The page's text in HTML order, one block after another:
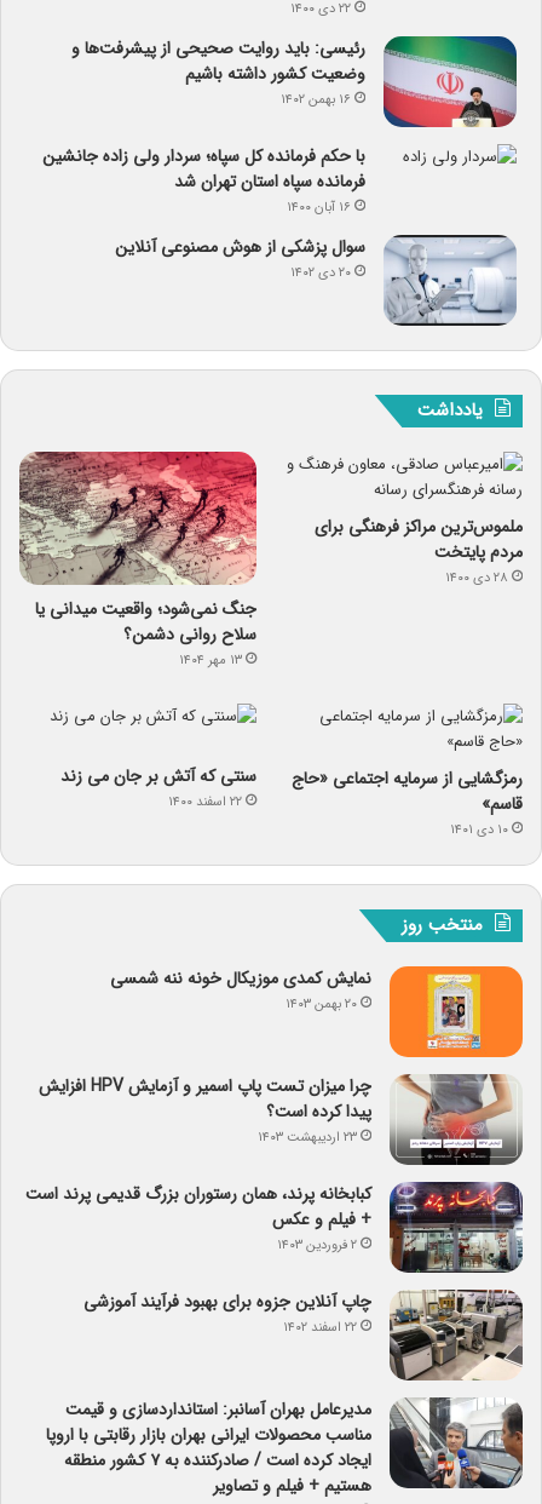
۲۲ دی ۱۴۰۰
رئیسی: باید روایت صحیحی از پیشرفت‌ها و
وضعیت کشور داشته باشیم
۱۶ بهمن ۱۴۰۲
با حکم فرمانده کل سپاه؛ سردار ولی زاده جانشین
فرمانده سپاه استان تهران شد
۱۶ آبان ۱۴۰۰
سوال پزشکی از هوش مصنوعی آنلاین
۲۰ دی ۱۴۰۲
یادداشت
ملموس‌ترین مراکز فرهنگی برای
مردم پایتخت
۲۸ دی ۱۴۰۰
جنگ نمی‌شود؛ واقعیت میدانی یا
سلاح روانی دشمن؟
۱۳ مهر ۱۴۰۴
رمزگشایی از سرمایه‌ اجتماعی «حاج
قاسم»
۱۰ دی ۱۴۰۱
سنتی که آتش بر جان می زند
۲۲ اسفند ۱۴۰۰
منتخب روز
نمایش کمدی موزیکال خونه ننه شمسی
۲۰ بهمن ۱۴۰۳
چرا میزان تست پاپ اسمیر و آزمایش HPV افزایش
پیدا کرده است؟
۲۳ اردیبهشت ۱۴۰۳
کبابخانه پرند، همان رستوران بزرگ قدیمی پرند است
+ فیلم و عکس
۲ فروردین ۱۴۰۳
چاپ آنلاین جزوه برای بهبود فرآیند آموزشی
۲۲ اسفند ۱۴۰۲
مدیرعامل بهران آسانبر: استانداردسازی و قیمت
مناسب محصولات ایرانی بهران بازار رقابتی با اروپا
ایجاد کرده است / صادرکننده به ۷ کشور منطقه
هستیم + فیلم و تصاویر